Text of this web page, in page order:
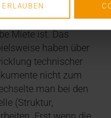
sie einen
schafft wenig
Miete ist. Das
haben über
technischer
nicht zum
man bei den
(Struktur,